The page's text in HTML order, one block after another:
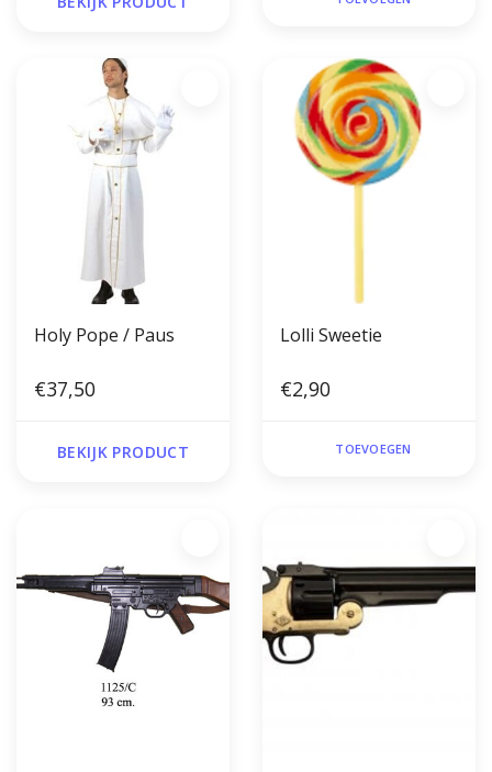
Holy Pope / Paus
€37,50
BEKIJK PRODUCT
Lolli Sweetie
€2,90
TOEVOEGEN